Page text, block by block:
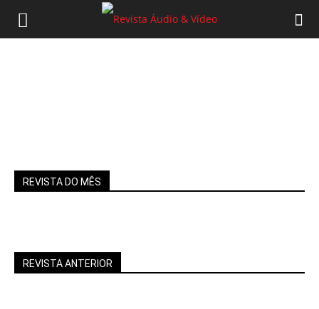
REVISTA DO MÊS
REVISTA ANTERIOR